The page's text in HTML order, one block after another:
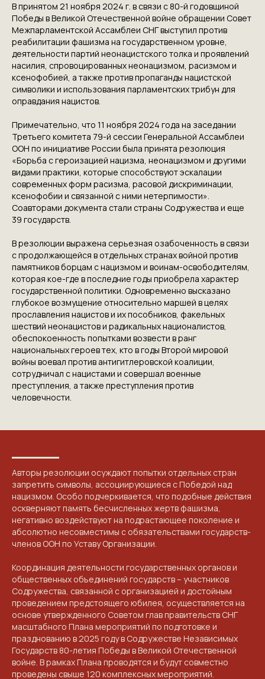
В принятом 21 ноября 2024 г. в связи с 80-й годовщиной
Победы в Великой Отечественной войне обращении Совет
Межпарламентской Ассамблеи СНГ выступил против
реабилитации фашизма на государственном уровне,
деятельности партий неонацистского толка и проявлений
насилия, спровоцированных неонацизмом, расизмом и
ксенофобией, а также против пропаганды нацистской
символики и использования парламентских трибун для
оправдания нацистов.
Примечательно, что 11 ноября 2024 года на заседании
Третьего комитета 79-й сессии Генеральной Ассамблеи
ООН по инициативе России была принята резолюция
«Борьба с героизацией нацизма, неонацизмом и другими
видами практики, которые способствуют эскалации
современных форм расизма, расовой дискриминации,
ксенофобии и связанной с ними нетерпимости».
Соавторами документа стали страны Содружества и еще
39 государств.
В резолюции выражена серьезная озабоченность в связи
с продолжающейся в отдельных странах войной против
памятников борцам с нацизмом и воинам-освободителям,
которая кое-где в последние годы приобрела характер
государственной политики. Одновременно высказано
глубокое возмущение относительно маршей в целях
прославления нацистов и их пособников, факельных
шествий неонацистов и радикальных националистов,
обеспокоенность попытками возвести в ранг
национальных героев тех, кто в годы Второй мировой
войны воевал против антигитлеровской коалиции,
сотрудничал с нацистами и совершал военные
преступления, а также преступления против
человечности.
Авторы резолюции осуждают попытки отдельных стран
запретить символы, ассоциирующиеся с Победой над
нацизмом. Особо подчеркивается, что подобные действия
оскверняют память бесчисленных жертв фашизма,
негативно воздействуют на подрастающее поколение и
абсолютно несовместимы с обязательствами государств-
членов ООН по Уставу Организации.
Координация деятельности государственных органов и
общественных объединений государств – участников
Содружества, связанной с организацией и достойным
проведением предстоящего юбилея, осуществляется на
основе утвержденного Советом глав правительств СНГ
масштабного Плана мероприятий по подготовке и
празднованию в 2025 году в Содружестве Независимых
Государств 80-летия Победы в Великой Отечественной
войне. В рамках Плана проводятся и будут совместно
проведены свыше 120 комплексных мероприятий.